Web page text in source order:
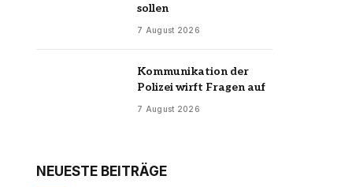
sollen
7 August 2026
Kommunikation der
Polizei wirft Fragen auf
7 August 2026
NEUESTE BEITRÄGE